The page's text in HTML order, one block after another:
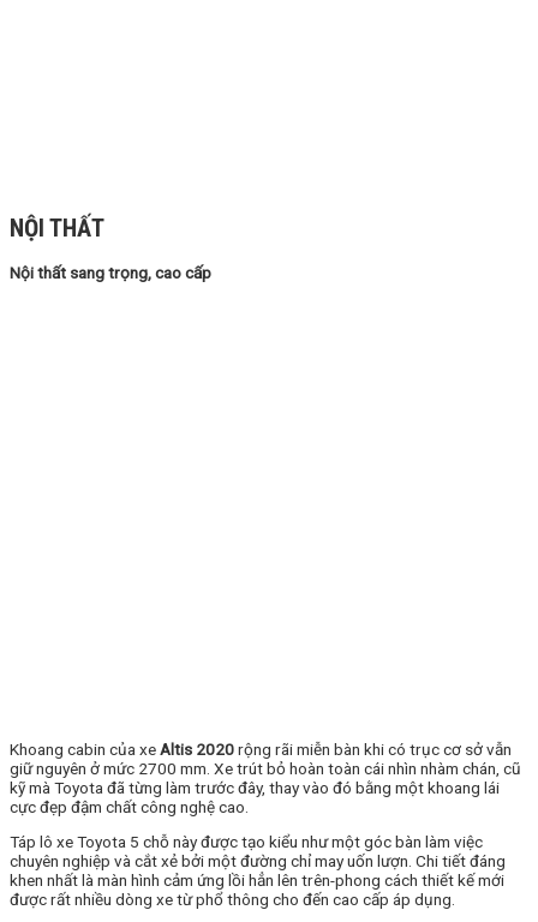
NỘI THẤT
Nội thất sang trọng, cao cấp
Khoang cabin của xeAltis 2020rộng rãi miễn bàn khi có trục cơ sở vẫn
giữ nguyên ở mức 2700 mm. Xe trút bỏ hoàn toàn cái nhìn nhàm chán, cũ
kỹ mà Toyota đã từng làm trước đây, thay vào đó bằng một khoang lái
cực đẹp đậm chất công nghệ cao.
Táp lô xe Toyota 5 chỗ này được tạo kiểu như một góc bàn làm việc
chuyên nghiệp và cắt xẻ bởi một đường chỉ may uốn lượn. Chi tiết đáng
khen nhất là màn hình cảm ứng lồi hẳn lên trên-phong cách thiết kế mới
được rất nhiều dòng xe từ phổ thông cho đến cao cấp áp dụng.